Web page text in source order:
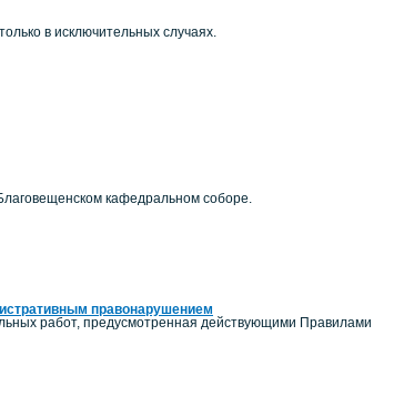
в исключительных случаях.
кафедральном соборе.
правонарушением
работ, предусмотренная действующими Правилами